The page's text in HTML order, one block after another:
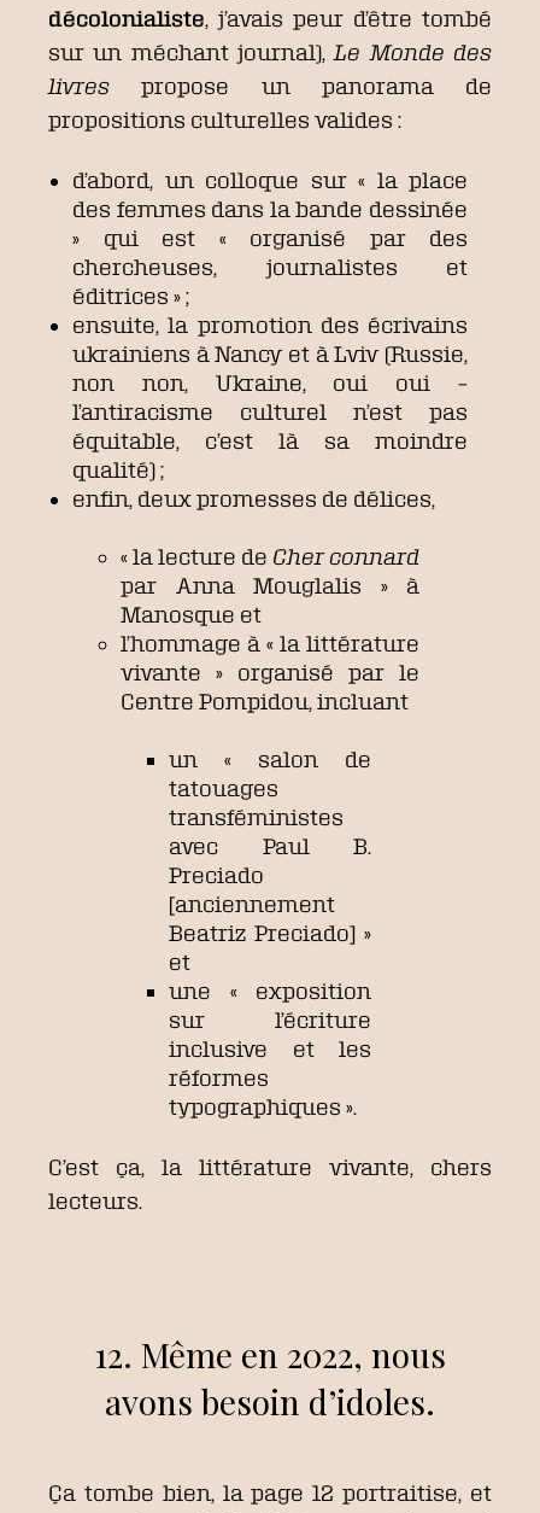
décolonialiste, j’avais peur d’être tombé
sur un méchant journal), Le Monde des
livres propose un panorama de
propositions culturelles valides :
d’abord, un colloque sur « la place
des femmes dans la bande dessinée
» qui est « organisé par des
chercheuses, journalistes et
éditrices » ;
ensuite, la promotion des écrivains
ukrainiens à Nancy et à Lviv (Russie,
non non, Ukraine, oui oui –
l’antiracisme culturel n’est pas
équitable, c’est là sa moindre
qualité) ;
enfin, deux promesses de délices,
« la lecture de Cher connard
par Anna Mouglalis » à
Manosque et
l’hommage à « la littérature
vivante » organisé par le
Centre Pompidou, incluant
un « salon de
tatouages
transféministes
avec Paul B.
Preciado
[anciennement
Beatriz Preciado] »
et
une « exposition
sur l’écriture
inclusive et les
réformes
typographiques ».
C’est ça, la littérature vivante, chers
lecteurs.
12. Même en 2022, nous
avons besoin d’idoles.
Ça tombe bien, la page 12 portraitise, et